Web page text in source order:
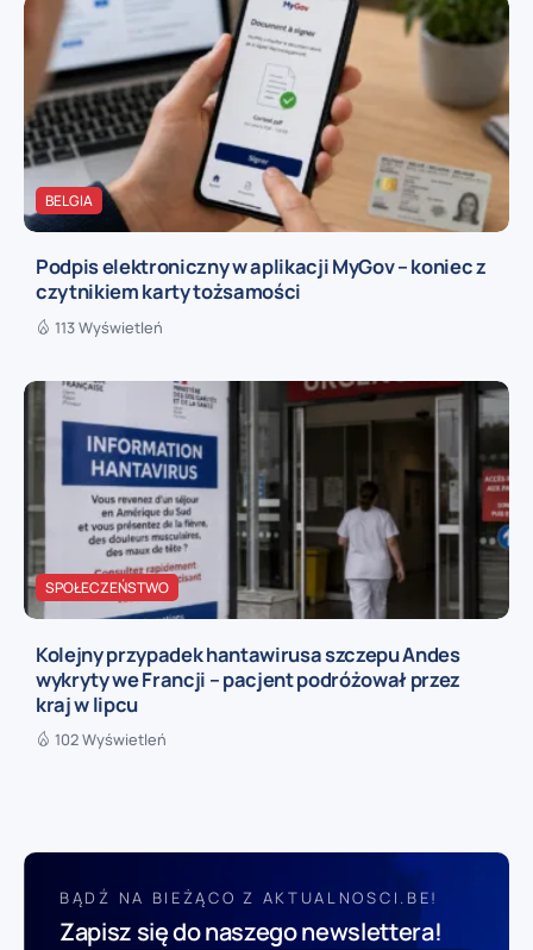
BELGIA
Podpis elektroniczny w aplikacji MyGov – koniec z
czytnikiem karty tożsamości
113 Wyświetleń
SPOŁECZEŃSTWO
Kolejny przypadek hantawirusa szczepu Andes
wykryty we Francji – pacjent podróżował przez
kraj w lipcu
102 Wyświetleń
BĄDŹ NA BIEŻĄCO Z AKTUALNOSCI.BE!
Zapisz się do naszego newslettera!